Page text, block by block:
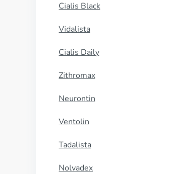
Cialis Black
Vidalista
Cialis Daily
Zithromax
Neurontin
Ventolin
Tadalista
Nolvadex